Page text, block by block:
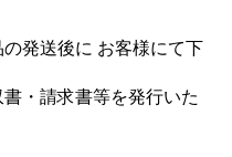
発送後に お客様にて下
・請求書等を発行いた